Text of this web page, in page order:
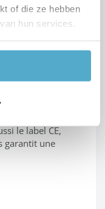
of die ze hebben
hun services.
massif
d’un apport de
offre de l’ombre,
utiliser votre
.
reste intact.
le label CE,
garantit une